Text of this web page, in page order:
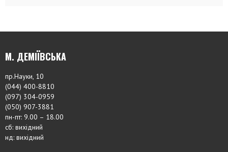
М. ДЕМІЇВСЬКА
пр.Науки, 10
(044) 400-8810
(097) 304-0959
(050) 907-3881
пн-пт: 9.00 – 18.00
сб: вихідний
нд: вихідний